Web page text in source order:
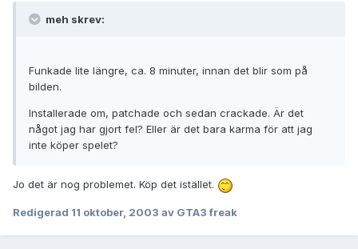
meh skrev:
Funkade lite längre, ca. 8 minuter, innan det blir som på
bilden.
Installerade om, patchade och sedan crackade. Är det
något jag har gjort fel? Eller är det bara karma för att jag
inte köper spelet?
Jo det är nog problemet. Köp det istället.
Redigerad 11 oktober, 2003 av GTA3 freak